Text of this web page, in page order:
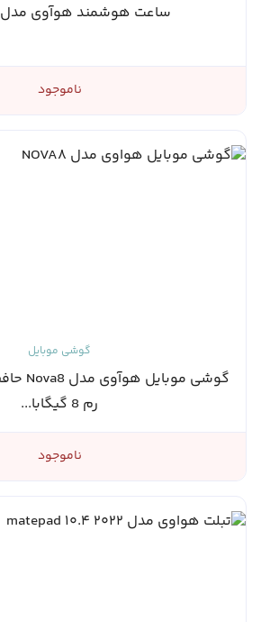
ساعت هوشمند هوآوی مدل Watch 3
ناموجود
گوشی موبایل
رم 8 گیگابا...
ناموجود